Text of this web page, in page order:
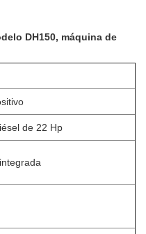
DH150, máquina de
de 22 Hp